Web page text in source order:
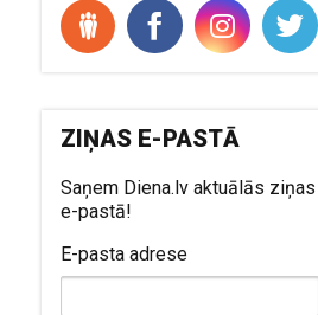
ZIŅAS E-PASTĀ
Saņem Diena.lv aktuālās ziņas
e-pastā!
E-pasta adrese